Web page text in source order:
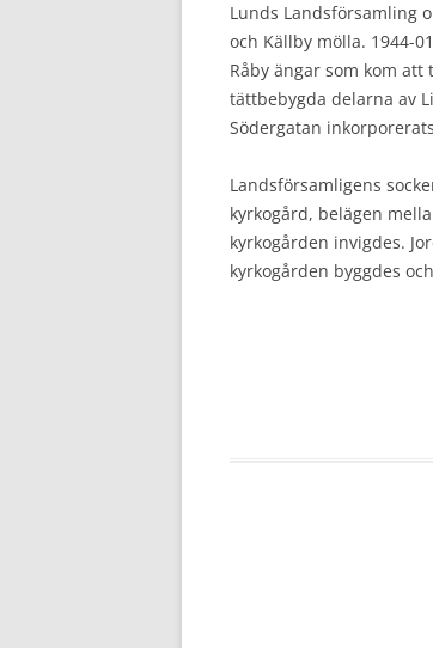
Lunds Landsförsamling
och Källby mölla. 1944-
Råby ängar som kom
tättbebygda delarna av
Södergatan
Landsförsamligens
kyrkogård, belägen
kyrkogården invigdes.
kyrkogården byggdes